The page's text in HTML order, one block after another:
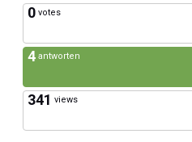
0 votes
4 antworten
341 views